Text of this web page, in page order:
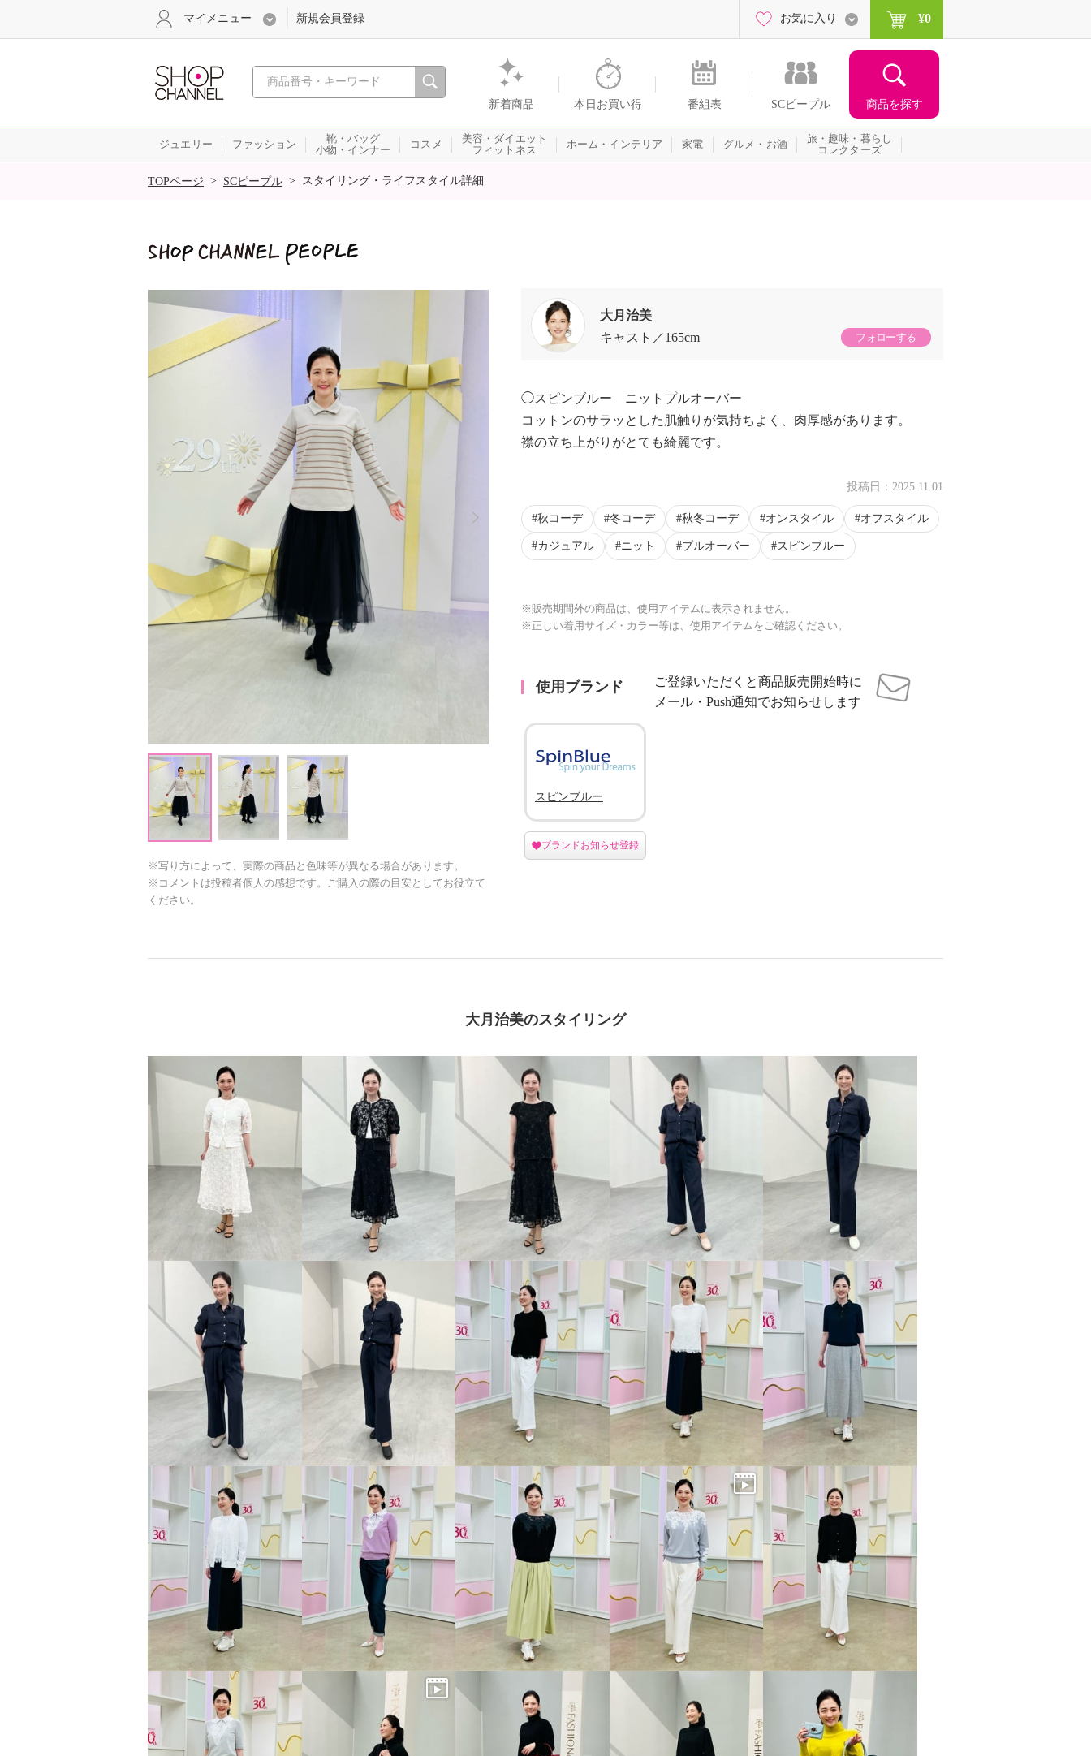
心おどる、瞬間を。通販・テレビショッピングのショップチャンネル
新着商品 本日お買い得 番組表 SCピープル 商品を探す
マイメニュー 新規会員登録 お気に入り ¥0
ジュエリー ファッション
靴・バッグ
小物・インナー
コスメ
美容・ダイエット
フィットネス
ホーム・インテリア 家電 グルメ・お酒
旅・趣味・暮らし
コレクターズ
SALE
TOPページ > SCピープル > スタイリング・ライフスタイル詳細
※写り方によって、実際の商品と色味等が異なる場合があります。
※コメントは投稿者個人の感想です。ご購入の際の目安としてお役立て
ください。
大月治美
キャスト
165cm フォローする
◯スピンブルー ニットプルオーバー
コットンのサラッとした肌触りが気持ちよく、肉厚感があります。
襟の立ち上がりがとても綺麗です。
投稿日： 2025.11.01
秋コーデ 冬コーデ 秋冬コーデ オンスタイル オフスタイル
カジュアル ニット プルオーバー スピンブルー
※販売期間外の商品は、使用アイテムに表示されません。
※正しい着用サイズ・カラー等は、使用アイテムをご確認ください。
使用ブランド
ご登録いただくと商品販売開始時に
メール・Push通知でお知らせします
スピンブルー
ブランドお知らせ登録
大月治美のスタイリング